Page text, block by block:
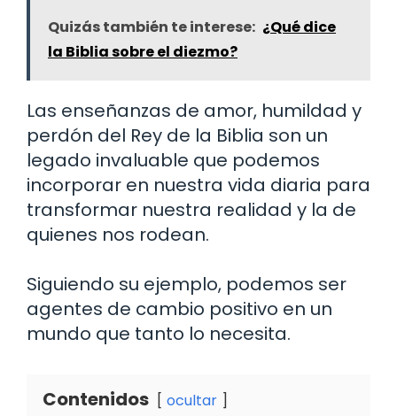
Quizás también te interese: ¿Qué dice
la Biblia sobre el diezmo?
Las enseñanzas de amor, humildad y
perdón del Rey de la Biblia son un
legado invaluable que podemos
incorporar en nuestra vida diaria para
transformar nuestra realidad y la de
quienes nos rodean.
Siguiendo su ejemplo, podemos ser
agentes de cambio positivo en un
mundo que tanto lo necesita.
Contenidos ocultar